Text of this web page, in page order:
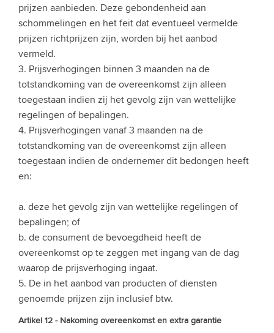
prijzen aanbieden. Deze gebondenheid aan
schommelingen en het feit dat eventueel vermelde
prijzen richtprijzen zijn, worden bij het aanbod
vermeld.
3. Prijsverhogingen binnen 3 maanden na de
totstandkoming van de overeenkomst zijn alleen
toegestaan indien zij het gevolg zijn van wettelijke
regelingen of bepalingen.
4. Prijsverhogingen vanaf 3 maanden na de
totstandkoming van de overeenkomst zijn alleen
toegestaan indien de ondernemer dit bedongen heeft
en:
a. deze het gevolg zijn van wettelijke regelingen of
bepalingen; of
b. de consument de bevoegdheid heeft de
overeenkomst op te zeggen met ingang van de dag
waarop de prijsverhoging ingaat.
5. De in het aanbod van producten of diensten
genoemde prijzen zijn inclusief btw.
Artikel 12 - Nakoming overeenkomst en extra garantie